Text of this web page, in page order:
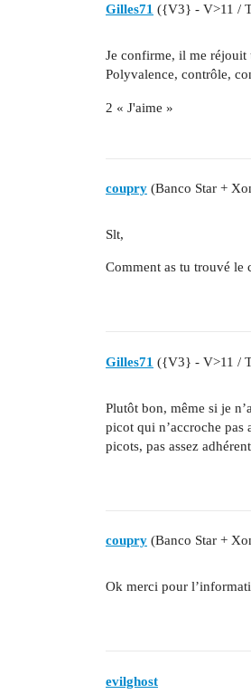
Gilles71 ({V3} - V>11 /
Je confirme, il me réjouit
Polyvalence, contrôle,
2 « J'aime »
coupry (Banco Star +
Slt,
Comment as tu trouvé le
Gilles71 ({V3} - V>11 /
Plutôt bon, même si je
picot qui n’accroche pas
picots, pas assez
coupry (Banco Star +
Ok merci pour
evilghost